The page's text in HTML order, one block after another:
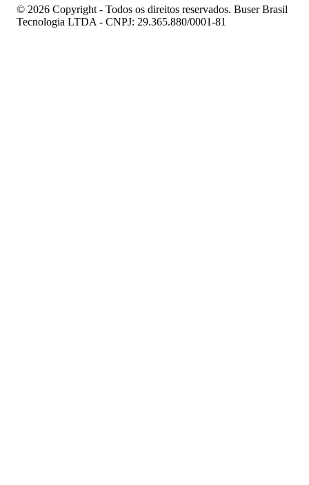
© 2026 Copyright - Todos os direitos reservados. Buser Brasil
Tecnologia LTDA - CNPJ: 29.365.880/0001-81